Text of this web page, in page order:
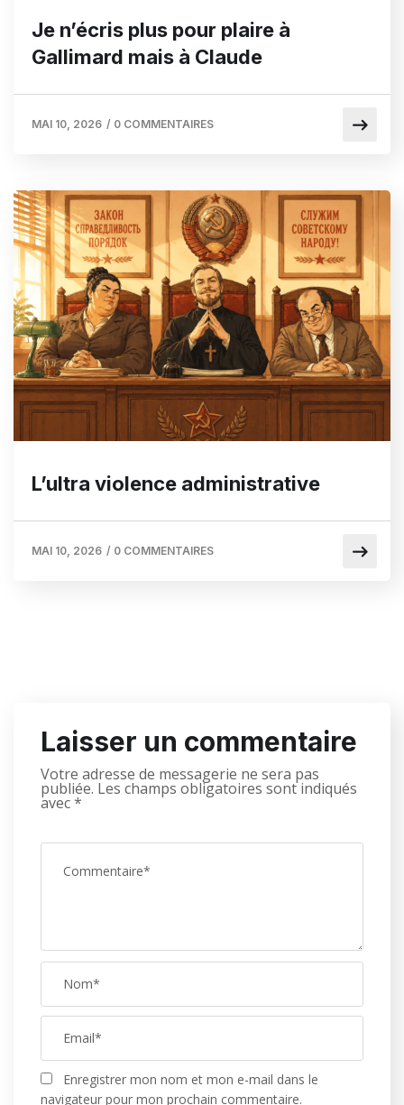
Je n’écris plus pour plaire à
Gallimard mais à Claude
MAI 10, 2026 / 0 COMMENTAIRES
L’ultra violence administrative
MAI 10, 2026 / 0 COMMENTAIRES
Laisser un commentaire
Votre adresse de messagerie ne sera pas
publiée. Les champs obligatoires sont indiqués
avec*
Enregistrer mon nom et mon e-mail dans le
navigateur pour mon prochain commentaire.